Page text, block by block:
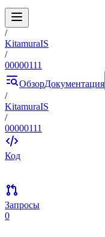
/
KitamuraIS
/
00000111
ОбзорДокументация
/
KitamuraIS
/
00000111
Код
Запросы
0